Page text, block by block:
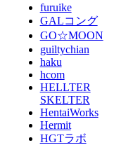
furuike
GALコング
GO☆MOON
guiltychian
haku
hcom
HELLTER
SKELTER
HentaiWorks
Hermit
HGTラボ